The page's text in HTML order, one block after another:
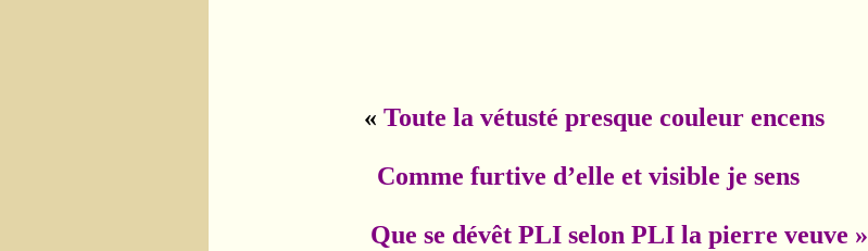
« Toute la vétusté presque couleur encens
Comme furtive d’elle et visible je sens
Que se dévêt PLI selon PLI la pierre veuve »